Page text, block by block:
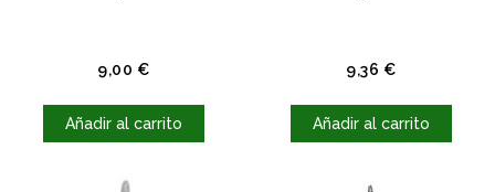
9,00 €Precio
Añadir al carrito
9,36 €Precio
Añadir al carrito